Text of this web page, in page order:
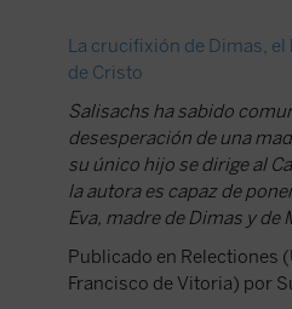
La crucifixión de Dimas, el
de Cristo
Salisachs ha sabido
desesperación de una
su único hijo se dirige al
la autora es capaz de
Eva, madre de Dimas y de
Publicado en Relectiones
Francisco de Vitoria) por